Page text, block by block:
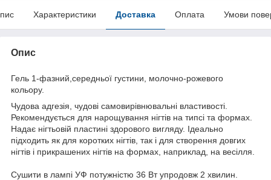
Характеристики Доставка Оплата Умови
Опис
Гель 1-фазний,середньої густини, молочно-рожевого
кольору.
Чудова адгезія, чудові самовирівнювальні властивості.
Рекомендується для нарощування нігтів на типсі та формах.
Надає нігтьовій пластині здорового вигляду. Ідеально
підходить як для коротких нігтів, так і для створення довгих
нігтів і прикрашених нігтів на формах, наприклад, на весілля.
Сушити в лампі УФ потужністю 36 Вт упродовж 2 хвилин.